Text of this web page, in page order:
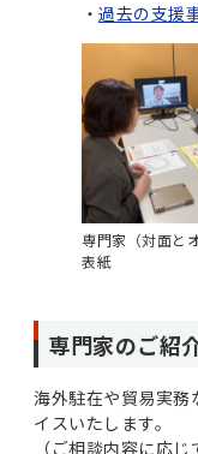
過去の支援
専門家（対面と
表紙
専門家のご紹
海外駐在や貿易実
イスいたします。
（ご相談内容に応